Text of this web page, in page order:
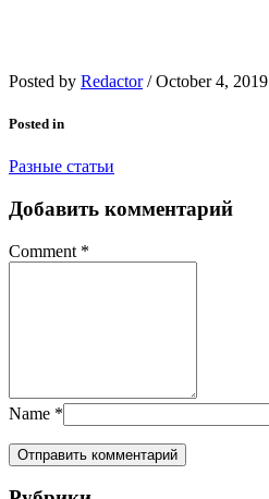
Posted by Redactor / October 4, 2019
Posted in
Разные статьи
Добавить комментарий
Comment *
Name *